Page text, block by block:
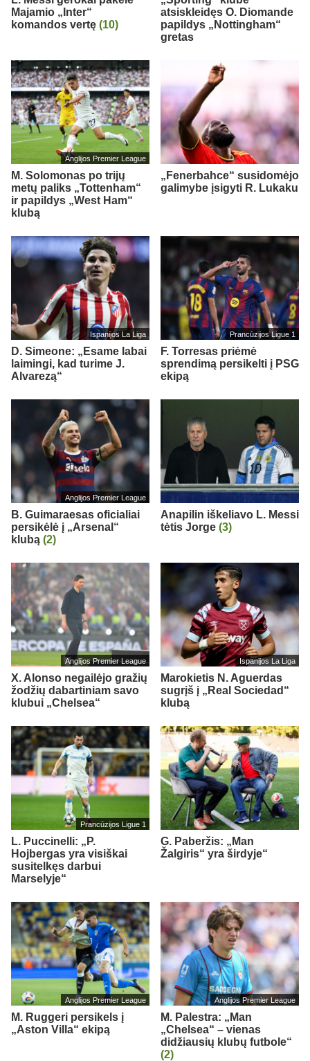
Majamio „Inter“
komandos vertę (10)
atsiskleidęs O. Diomande
papildys „Nottingham“
gretas
Anglijos Premier League
M. Solomonas po trijų
metų paliks „Tottenham“
ir papildys „West Ham“
klubą
„Fenerbahce“ susidomėjo
galimybe įsigyti R. Lukaku
Ispanijos La Liga
D. Simeone: „Esame labai
laimingi, kad turime J.
Alvarezą“
Prancūzijos Ligue 1
F. Torresas priėmė
sprendimą persikelti į PSG
ekipą
Anglijos Premier League
B. Guimaraesas oficialiai
persikėlė į „Arsenal“
klubą (2)
Anapilin iškeliavo L. Messi
tėtis Jorge (3)
Anglijos Premier League
X. Alonso negailėjo gražių
žodžių dabartiniam savo
klubui „Chelsea“
Ispanijos La Liga
Marokietis N. Aguerdas
sugrįš į „Real Sociedad“
klubą
Prancūzijos Ligue 1
L. Puccinelli: „P.
Hojbergas yra visiškai
susitelkęs darbui
Marselyje“
G. Paberžis: „Man
Žalgiris“ yra širdyje“
Anglijos Premier League
M. Ruggeri persikels į
„Aston Villa“ ekipą
Anglijos Premier League
M. Palestra: „Man
„Chelsea“ – vienas
didžiausių klubų futbole“
(2)